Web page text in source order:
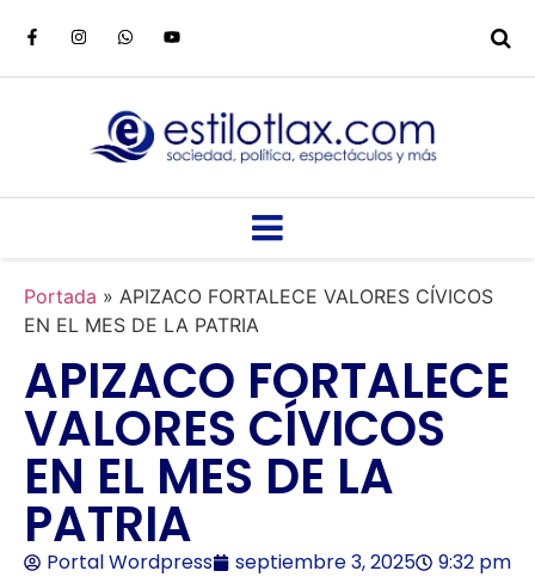
Portada » APIZACO FORTALECE VALORES CÍVICOS
EN EL MES DE LA PATRIA
APIZACO FORTALECE
VALORES CÍVICOS
EN EL MES DE LA
PATRIA
Portal Wordpress septiembre 3, 2025 9:32 pm